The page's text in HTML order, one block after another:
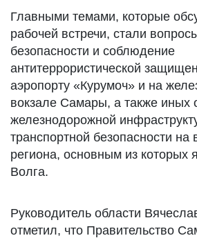
​Главными темами, которые
рабочей встречи, стали
безопасности и соблюдение
антитеррористической
аэропорту «Курумоч» и на
вокзале Самары, а также иных
железнодорожной
транспортной безопасности на
региона, основным из которых
Волга.
Руководитель области
отметил, что Правительство